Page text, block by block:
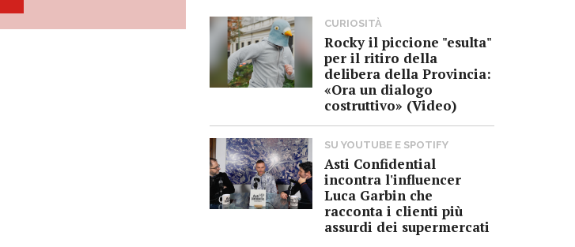
CURIOSITÀ
Rocky il piccione "esulta"
per il ritiro della
delibera della Provincia:
«Ora un dialogo
costruttivo» (Video)
SU YOUTUBE E SPOTIFY
Asti Confidential
incontra l'influencer
Luca Garbin che
racconta i clienti più
assurdi dei supermercati